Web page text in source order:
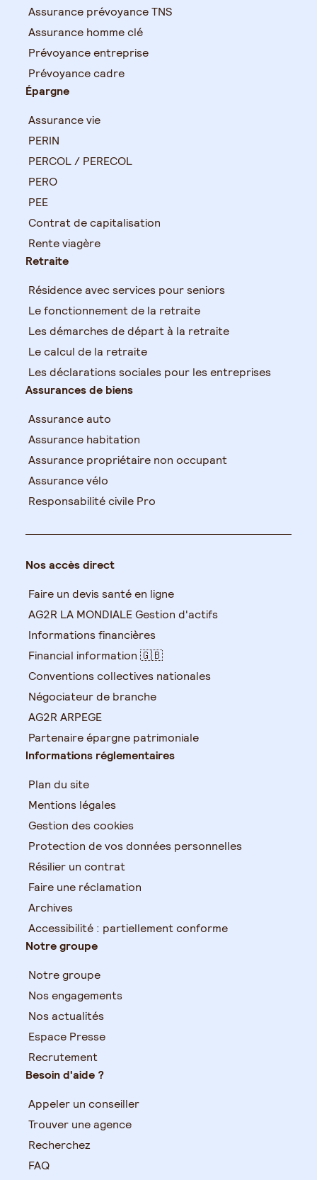
Assurance prévoyance TNS
Assurance homme clé
Prévoyance entreprise
Prévoyance cadre
Épargne
Assurance vie
PERIN
PERCOL / PERECOL
PERO
PEE
Contrat de capitalisation
Rente viagère
Retraite
Résidence avec services pour seniors
Le fonctionnement de la retraite
Les démarches de départ à la retraite
Le calcul de la retraite
Les déclarations sociales pour les entreprises
Assurances de biens
Assurance auto
Assurance habitation
Assurance propriétaire non occupant
Assurance vélo
Responsabilité civile Pro
Nos accès direct
Faire un devis santé en ligne
AG2R LA MONDIALE Gestion d'actifs
Informations financières
Financial information 🇬🇧
Conventions collectives nationales
Négociateur de branche
AG2R ARPEGE
Partenaire épargne patrimoniale
Informations réglementaires
Plan du site
Mentions légales
Gestion des cookies
Protection de vos données personnelles
Résilier un contrat
Faire une réclamation
Archives
Accessibilité : partiellement conforme
Notre groupe
Notre groupe
Nos engagements
Nos actualités
Espace Presse
Recrutement
Besoin d'aide ?
Appeler un conseiller
Trouver une agence
Recherchez
FAQ